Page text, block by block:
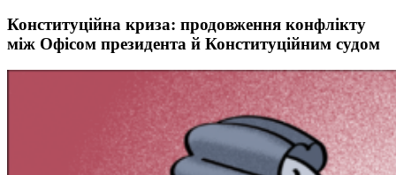
Конституційна криза: продовження конфлікту
між Офісом президента й Конституційним судом